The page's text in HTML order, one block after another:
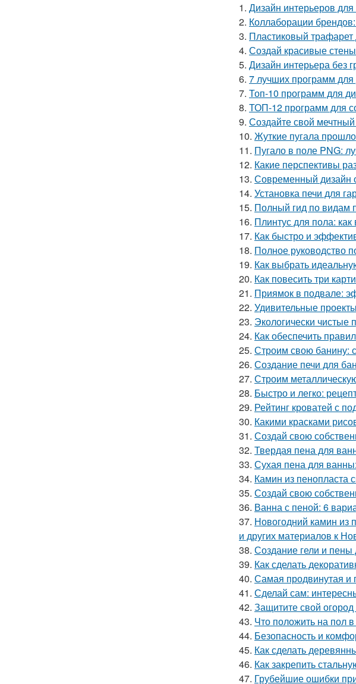
1. Дизайн интерьеров
2. Коллаборации
3. Пластиковый трафарет
4. Создай красивые
5. Дизайн интерьера без
6. 7 лучших программ для
7. Топ-10 программ для
8. ТОП-12 программ для
9. Создайте свой
10. Жуткие пугала
11. Пугало в поле PNG:
12. Какие перспективы
13. Современный дизайн
14. Установка печи для
15. Полный гид по видам
16. Плинтус для пола:
17. Как быстро и
18. Полное руководство
19. Как выбрать
20. Как повесить три
21. Приямок в подвале:
22. Удивительные
23. Экологически чистые
24. Как обеспечить
25. Строим свою банину:
26. Создание печи для
27. Строим
28. Быстро и легко:
29. Рейтинг кроватей с
30. Какими красками
31. Создай свою
32. Твердая пена для
33. Сухая пена для
34. Камин из пенопласта
35. Создай свою
36. Ванна с пеной: 6
37. Новогодний камин из
и других материалов к
38. Создание гели и
39. Как сделать
40. Самая продвинутая и
41. Сделай сам:
42. Защитите свой огород
43. Что положить на пол
44. Безопасность и
45. Как сделать
46. Как закрепить
47. Грубейшие ошибки